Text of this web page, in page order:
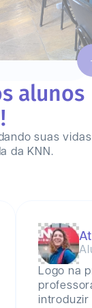
alunos
!
suas vidas
da KNN.
Logo na
introduzir